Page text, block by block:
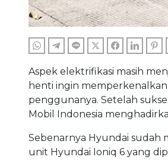
WHATSAPPTELEGRAM
LINE TWITTERFACEBOOK
Aspek elektrifikasi masih
henti ingin
penggunanya. Setelah
Mobil Indonesia
Sebenarnya Hyundai sudah
unit Hyundai Ioniq 6 yang